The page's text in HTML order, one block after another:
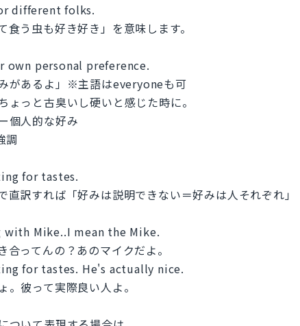
different folks.
食う虫も好き好き」を意味します。
own personal preference.
あるよ」※主語はeveryoneも可
ょっと古臭いし硬いと感じた時に。
個人的な好み
調
for tastes.
直訳すれば「好みは説明できない＝好みは人それぞれ」
with Mike..I mean the Mike.
ってんの？あのマイクだよ。
for tastes. He's actually nice.
彼って実際良い人よ。